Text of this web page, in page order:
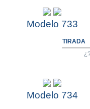
Modelo 733
TIRADA
Modelo 734